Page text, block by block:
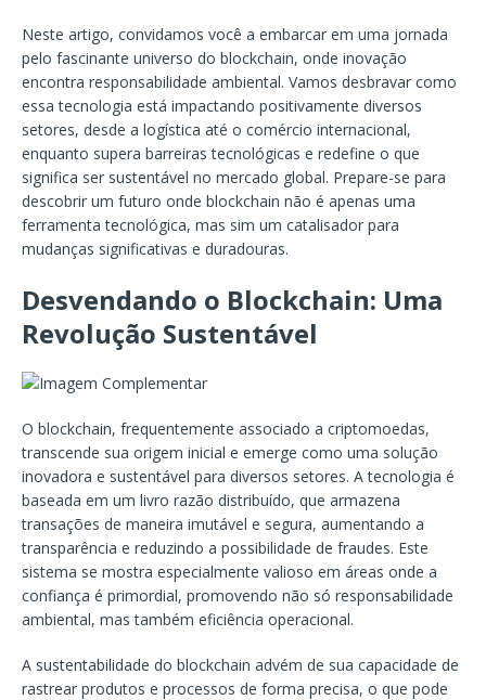
Neste artigo, convidamos você a embarcar em uma jornada
pelo fascinante universo do blockchain, onde inovação
encontra responsabilidade ambiental. Vamos desbravar como
essa tecnologia está impactando positivamente diversos
setores, desde a logística até o comércio internacional,
enquanto supera barreiras tecnológicas e redefine o que
significa ser sustentável no mercado global. Prepare-se para
descobrir um futuro onde blockchain não é apenas uma
ferramenta tecnológica, mas sim um catalisador para
mudanças significativas e duradouras.
Desvendando o Blockchain: Uma
Revolução Sustentável
O blockchain, frequentemente associado a criptomoedas,
transcende sua origem inicial e emerge como uma solução
inovadora e sustentável para diversos setores. A tecnologia é
baseada em um livro razão distribuído, que armazena
transações de maneira imutável e segura, aumentando a
transparência e reduzindo a possibilidade de fraudes. Este
sistema se mostra especialmente valioso em áreas onde a
confiança é primordial, promovendo não só responsabilidade
ambiental, mas também eficiência operacional.
A sustentabilidade do blockchain advém de sua capacidade de
rastrear produtos e processos de forma precisa, o que pode